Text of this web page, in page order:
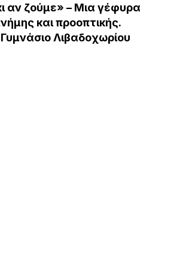
αν ζούμε» – Μια γέφυρα
και προοπτικής.
Λιβαδοχωρίου